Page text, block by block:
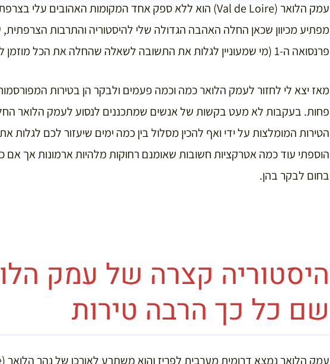
עמק הלואר (Val de Loire) הוא ללא ספק אחד המקומות האהובים עלי בצרפת (אחרי
פרנסואה ה-1 (מי שמעוניין לגלות את התשובה לשאלה שהחלה את הכל מוזמן לקרוא את הכתבה
מאז יצא לי לחזור לעמק הלואר כמה וכמה פעמים ולבקר הן בטירות
פחות. בעקבות לא מעט בקשות של אנשים שמתכננים לנסוע לעמק הלואר
הטירות המומלצות על ידי ואף להכין מסלול בין כמה ימים שיעזור לכם לגלות
הוספתי עוד כמה אטרקציות חשובות שאומנם רחוקות מלהיות ארמונות אך
בחום לבקר בהן.
היסטוריה קצרה של עמק
שם כל כך הרבה טירות